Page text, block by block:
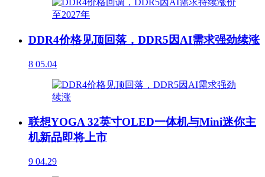
DDR4价格见顶回落，DDR5因AI需求强劲续涨
8 05.04
联想YOGA 32英寸OLED一体机与Mini迷你主
机新品即将上市
9 04.29